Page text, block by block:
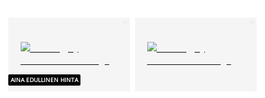
AINA EDULLINEN HINTA